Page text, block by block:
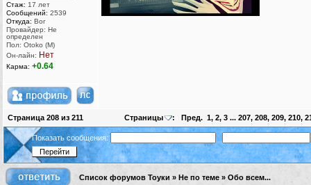
Стаж: 17 лет
Сообщений: 2539
Откуда: Bor
Провайдер: Не
определен
Пол: Otoko (M)
Он-лайн: Нет
Карма: +0.64
Страница 208 из 211 Страницы : Пред. 1, 2, 3 ... 207, 208, 209, 210,
Показать сообщения:
Список форумов Тоуки » Не по теме » Обо всем...